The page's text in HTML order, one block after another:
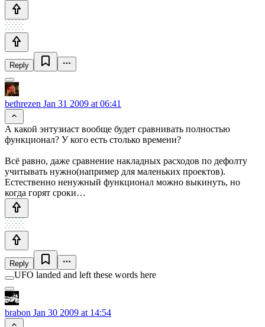
Reply
bethrezen Jan 31 2009 at 06:41
А какой энтузиаст вообще будет сравнивать полностью
функционал? У кого есть столько времени?
Всё равно, даже сравнение накладных расходов по дефолту
учитывать нужно(например для маленьких проектов).
Естественно ненужный функционал можно выкинуть, но
когда горят сроки…
Reply
UFO landed and left these words here
brabon Jan 30 2009 at 14:54